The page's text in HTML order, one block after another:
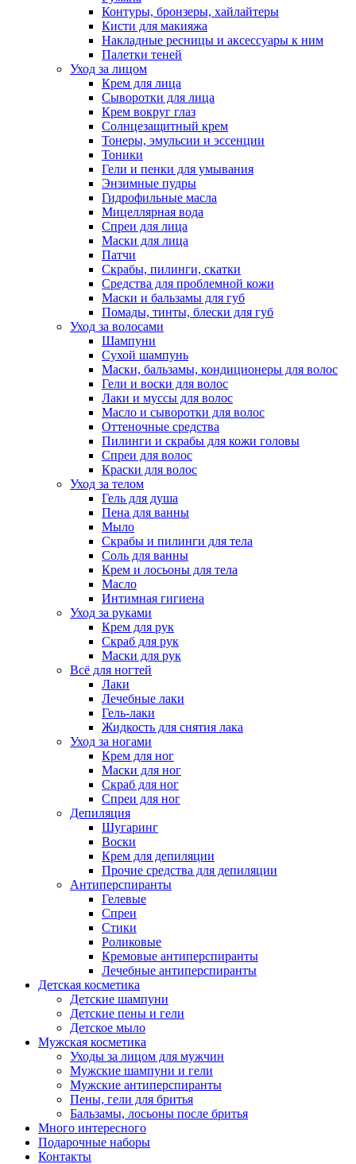
Контуры, бронзеры, хайлайтеры
Кисти для макияжа
Накладные ресницы и аксессуары к ним
Палетки теней
Уход за лицом
Крем для лица
Сыворотки для лица
Крем вокруг глаз
Солнцезащитный крем
Тонеры, эмульсии и эссенции
Тоники
Гели и пенки для умывания
Энзимные пудры
Гидрофильные масла
Мицеллярная вода
Спреи для лица
Маски для лица
Патчи
Скрабы, пилинги, скатки
Средства для проблемной кожи
Маски и бальзамы для губ
Помады, тинты, блески для губ
Уход за волосами
Шампуни
Сухой шампунь
Маски, бальзамы, кондиционеры для волос
Гели и воски для волос
Лаки и муссы для волос
Масло и сыворотки для волос
Оттеночные средства
Пилинги и скрабы для кожи головы
Спреи для волос
Краски для волос
Уход за телом
Гель для душа
Пена для ванны
Мыло
Скрабы и пилинги для тела
Соль для ванны
Крем и лосьоны для тела
Масло
Интимная гигиена
Уход за руками
Крем для рук
Скраб для рук
Маски для рук
Всё для ногтей
Лаки
Лечебные лаки
Гель-лаки
Жидкость для снятия лака
Уход за ногами
Крем для ног
Маски для ног
Скраб для ног
Спреи для ног
Депиляция
Шугаринг
Воски
Крем для депиляции
Прочие средства для депиляции
Антиперспиранты
Гелевые
Спреи
Стики
Роликовые
Кремовые антиперспиранты
Лечебные антиперспиранты
Детская косметика
Детские шампуни
Детские пены и гели
Детское мыло
Мужская косметика
Уходы за лицом для мужчин
Мужские шампуни и гели
Мужские антиперспиранты
Пены, гели для бритья
Бальзамы, лосьоны после бритья
Много интересного
Подарочные наборы
Контакты